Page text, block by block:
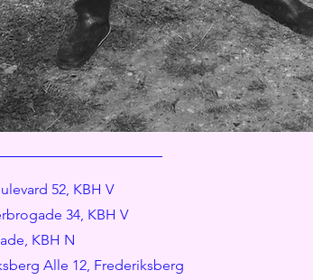
52, KBH V
34, KBH V
KBH N
Alle 12, Frederiksberg